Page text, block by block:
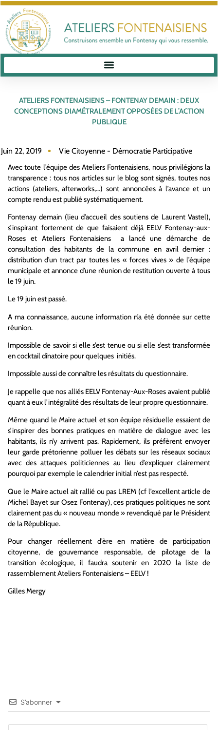
ATELIERS FONTENAISIENS – FONTENAY DEMAIN : DEUX
CONCEPTIONS DIAMÉTRALEMENT OPPOSÉES DE L’ACTION
PUBLIQUE
Juin 22, 2019 Vie Citoyenne - Démocratie Participative
Avec toute l’équipe des Ateliers Fontenaisiens, nous privilégions la
transparence : tous nos articles sur le blog sont signés, toutes nos
actions (ateliers, afterworks,…) sont annoncées à l’avance et un
compte rendu est publié systématiquement.
Fontenay demain (lieu d’accueil des soutiens de Laurent Vastel),
s’inspirant fortement de que faisaient déjà EELV Fontenay-aux-
Roses et Ateliers Fontenaisiens a lancé une démarche de
consultation des habitants de la commune en avril dernier :
distribution d’un tract par toutes les « forces vives » de l’équipe
municipale et annonce d’une réunion de restitution ouverte à tous
le 19 juin.
Le 19 juin est passé.
A ma connaissance, aucune information n’a été donnée sur cette
réunion.
Impossible de savoir si elle s’est tenue ou si elle s’est transformée
en cocktail dînatoire pour quelques initiés.
Impossible aussi de connaître les résultats du questionnaire.
Je rappelle que nos alliés EELV Fontenay-Aux-Roses avaient publié
quant à eux l’intégralité des résultats de leur propre questionnaire.
Même quand le Maire actuel et son équipe résiduelle essaient de
s’inspirer des bonnes pratiques en matière de dialogue avec les
habitants, ils n’y arrivent pas. Rapidement, ils préfèrent envoyer
leur garde prétorienne polluer les débats sur les réseaux sociaux
avec des attaques politiciennes au lieu d’expliquer clairement
pourquoi par exemple le calendrier initial n’est pas respecté.
Que le Maire actuel ait rallié ou pas LREM (cf l’excellent article de
Michel Bayet sur Osez Fontenay), ces pratiques politiques ne sont
clairement pas du « nouveau monde » revendiqué par le Président
de la République.
Pour changer réellement d’ère en matière de participation
citoyenne, de gouvernance responsable, de pilotage de la
transition écologique, il faudra soutenir en 2020 la liste de
rassemblement Ateliers Fontenaisiens – EELV !
Gilles Mergy
S’abonner